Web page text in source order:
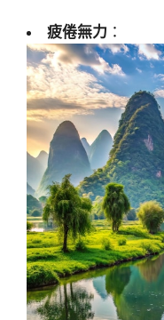
疲倦無力 ：